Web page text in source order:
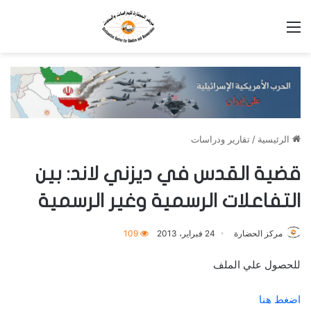
الرئيسية / تقارير ودراسات
قضية القدس في ديزني لاند: بين
التفاعلات الرسمية وغير الرسمية
مركز الحضارة 24 فبراير، 2013 109
للحصول علي الملف
اضغط هنا